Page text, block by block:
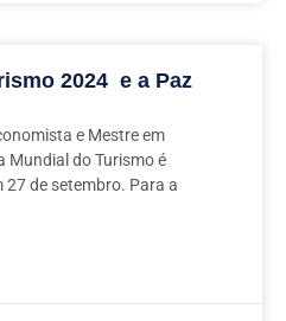
2024 e a Paz
e Mestre em
Mundial do Turismo é
de setembro. Para a